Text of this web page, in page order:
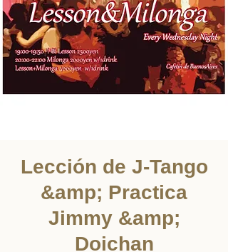
Lección de J-Tango
&amp; Practica
Jimmy &amp;
Doichan